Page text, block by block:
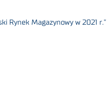
Rynek Magazynowy w 2021 r.”